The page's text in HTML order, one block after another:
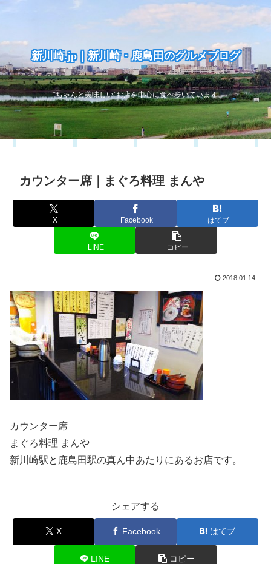
新川崎.jp｜新川崎・鹿島田のグルメブログ
“ちゃんと美味しい”お店を中心に食べ歩いています
カウンター席｜まぐろ料理 まんや
X Facebook はてブ
LINE コピー
2018.01.14
カウンター席
まぐろ料理 まんや
新川崎駅と鹿島田駅の真ん中あたりにあるお店です。
シェアする
X Facebook はてブ
LINE コピー